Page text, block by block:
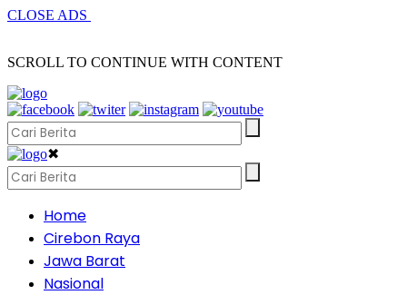
CLOSE ADS
SCROLL TO CONTINUE WITH CONTENT
✖
Home
Cirebon Raya
Jawa Barat
Nasional